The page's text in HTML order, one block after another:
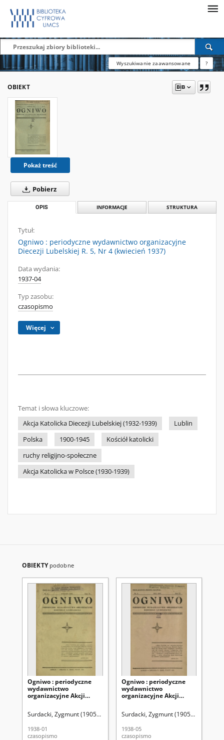
Wyszukiwanie zaawansowane ?
OBIEKT
Pokaż treść
Pobierz
OPIS INFORMACJE STRUKTURA
Tytuł:
Ogniwo : periodyczne wydawnictwo organizacyjne
Diecezji Lubelskiej R. 5, Nr 4 (kwiecień 1937)
Data wydania:
1937-04
Typ zasobu:
czasopismo
Więcej
Temat i słowa kluczowe:
Akcja Katolicka Diecezji Lubelskiej (1932-1939)
Lublin
Polska
1900-1945
Kościół katolicki
ruchy religijno-społeczne
Akcja Katolicka w Polsce (1930-1939)
OBIEKTY podobne
Ogniwo : periodyczne
wydawnictwo
organizacyjne Akcji
(styczeń 1938)
Surdacki, Zygmunt (1905-1941). Red Akcja Katolicka Diecezji
1938-01
czasopismo
Ogniwo : periodyczne
wydawnictwo
organizacyjne Akcji
1938)
Surdacki, Zygmunt (1905-1941). Red
1938-05
czasopismo